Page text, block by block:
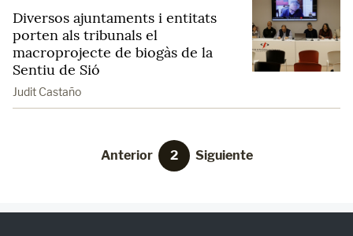
Diversos ajuntaments i entitats
porten als tribunals el
macroprojecte de biogàs de la
Sentiu de Sió
Judit Castaño
Anterior 2 Siguiente